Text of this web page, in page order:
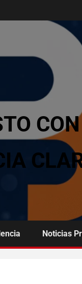
Noticias